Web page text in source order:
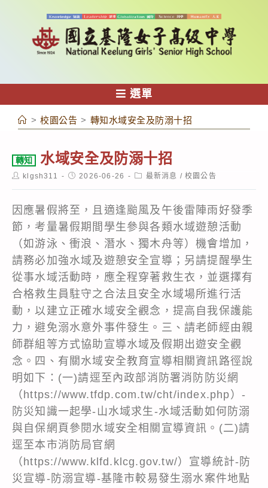
容
選單
> 校園公告 > 轉知水域安全及防溺十招
轉知 水域安全及防溺十招
Postklgsh311
Post2026-06-26
Post最新消息 / 校園公告
因應暑假將至，且適逢颱風及午後雷陣雨好發季
節，考量暑假期間學生參與各類水域遊憩活動
（如游泳、衝浪、潛水、獨木舟等）機會增加，
請務必加強水域及遊憩安全宣導；另請提醒學生
從事水域活動時，應全程穿著救生衣，並選擇有
合格救生員駐守之合法且安全水域場所進行活
動，以建立正確水域安全觀念，提高自我保護能
力，避免溺水意外事件發生。三、請老師經由親
師群組等方式協助宣導水域及假期出遊安全觀
念。四、有關水域安全教育宣導相關資訊路徑說
明如下：(一)請逕至內政部消防署消防防災網
（https://www.tfdp.com.tw/cht/index.php）-
防災知識一起學-山水域求生-水域活動如何防溺
與自保網頁參閱水域安全相關宣導資訊。(二)請
逕至本市消防局官網
（https://www.klfd.klcg.gov.tw/）宣導統計-防
災宣導-防溺宣導-基隆市較易發生溺水案件地點